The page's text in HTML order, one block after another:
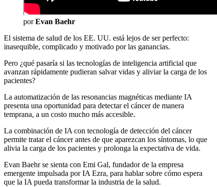
porEvan Baehr
El sistema de salud de los EE. UU. está lejos de ser perfecto:
inasequible, complicado y motivado por las ganancias.
Pero ¿qué pasaría si las tecnologías de inteligencia artificial que
avanzan rápidamente pudieran salvar vidas y aliviar la carga de los
pacientes?
La automatización de las resonancias magnéticas mediante IA
presenta una oportunidad para detectar el cáncer de manera
temprana, a un costo mucho más accesible.
La combinación de IA con tecnología de detección del cáncer
permite tratar el cáncer antes de que aparezcan los síntomas, lo que
alivia la carga de los pacientes y prolonga la expectativa de vida.
Evan Baehr se sienta con Emi Gal, fundador de la empresa
emergente impulsada por IA Ezra, para hablar sobre cómo espera
que la IA pueda transformar la industria de la salud.